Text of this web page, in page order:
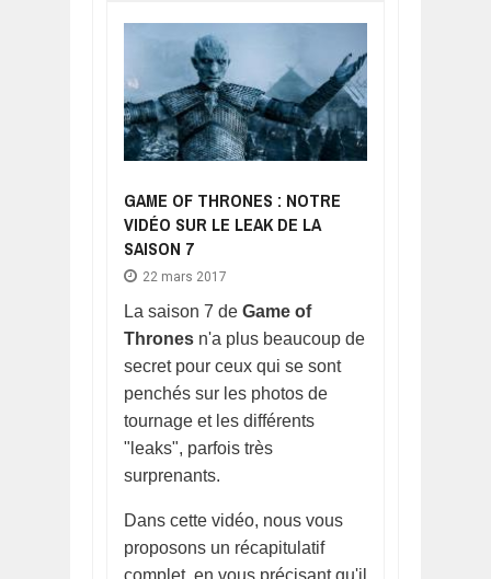
GAME OF THRONES : NOTRE
VIDÉO SUR LE LEAK DE LA
SAISON 7
22 mars 2017
La saison 7 de Game of
Thrones n'a plus beaucoup de
secret pour ceux qui se sont
penchés sur les photos de
tournage et les différents
"leaks", parfois très
surprenants.
Dans cette vidéo, nous vous
proposons un récapitulatif
complet, en vous précisant qu'il